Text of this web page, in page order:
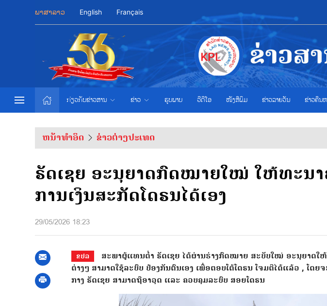
ພາສາລາວ English Français
ກ່ຽວກັບຂ່າວສານ ຂ່າວ ຮູບພາບ ວີດີໂອ ໜັງສືພິມ ຂ່າວ​ລາຍ​ວັນ ຂ່າວຄືນ
ຫນ້າທຳອິດ ຂ່າວຕ່າງປະເທດ
ຣັດເຊຍ ອະນຸຍາດກົດໝາຍໃໝ່ ໃຫ້ທະນາ
ການເງິນສະກັດໂດຣນໄດ້ເອງ
29/05/2026 18:23
ຂປລ
ສະພາຜູ້ແທນຕໍ່າ ຣັດເຊຍ ໄດ້ຜ່ານຮ່າງກົດໝາຍ ສະບັບໃໝ່ ອະນຸຍາດໃຫ້
ຕ່າງໆ ສາມາດໃຊ້ລະບົບ ປ້ອງກັນຕົນເອງ ເພື່ອຕອບໂຕ້ໂດຣນ ໂຈມຕີໄດ້ແລ້ວ , ໂດ
ກາງ ຣັດເຊຍ ສາມາດຖືອາວຸດ ແລະ ຄວບຄຸມລະບົບ ສອຍໂດຣນ